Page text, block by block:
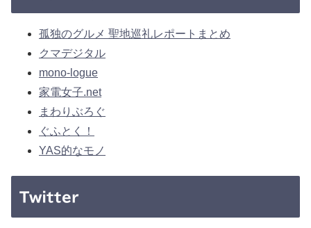
孤独のグルメ 聖地巡礼レポートまとめ
クマデジタル
mono-logue
家電女子.net
まわりぶろぐ
ぐふとく！
YAS的なモノ
Twitter